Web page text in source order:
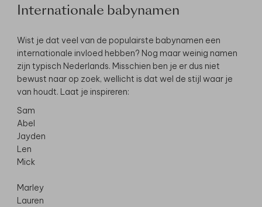
Internationale babynamen
Wist je dat veel van de populairste babynamen een
internationale invloed hebben? Nog maar weinig namen
zijn typisch Nederlands. Misschien ben je er dus niet
bewust naar op zoek, wellicht is dat wel de stijl waar je
van houdt. Laat je inspireren:
Sam
Abel
Jayden
Len
Mick
Marley
Lauren